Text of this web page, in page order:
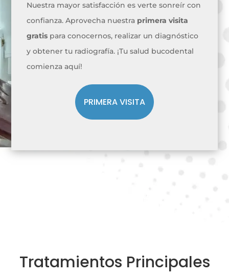
Nuestra mayor satisfacción es verte sonreír con
confianza. Aprovecha nuestra primera visita
gratis para conocernos, realizar un diagnóstico
y obtener tu radiografía. ¡Tu salud bucodental
comienza aquí!
PRIMERA VISITA
Tratamientos Principales